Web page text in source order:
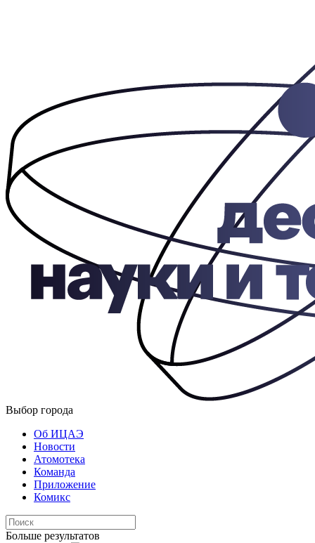
Выбор города
Об ИЦАЭ
Новости
Атомотека
Команда
Приложение
Комикс
Больше результатов